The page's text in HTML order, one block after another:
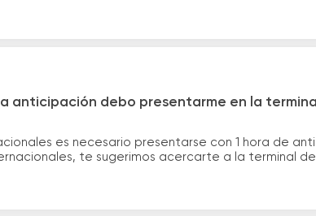
anticipación debo presentarme en la
es necesario presentarse con 1 hora de
te sugerimos acercarte a la terminal